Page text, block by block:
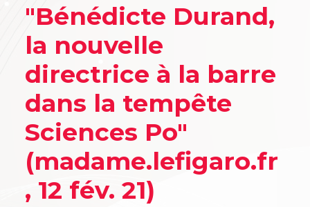
"Bénédicte Durand,
la nouvelle
directrice à la barre
dans la tempête
Sciences Po"
(madame.lefigaro.fr
, 12 fév. 21)